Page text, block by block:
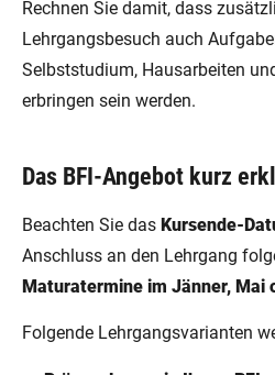
Rechnen Sie damit, dass
Lehrgangsbesuch auch
Selbststudium, Hausarbeiten
erbringen sein werden.
Das BFI-Angebot kurz
Beachten Sie das Kursende-
Anschluss an den Lehrgang
Maturatermine im Jänner, Mai
Folgende Lehrgangsvarianten